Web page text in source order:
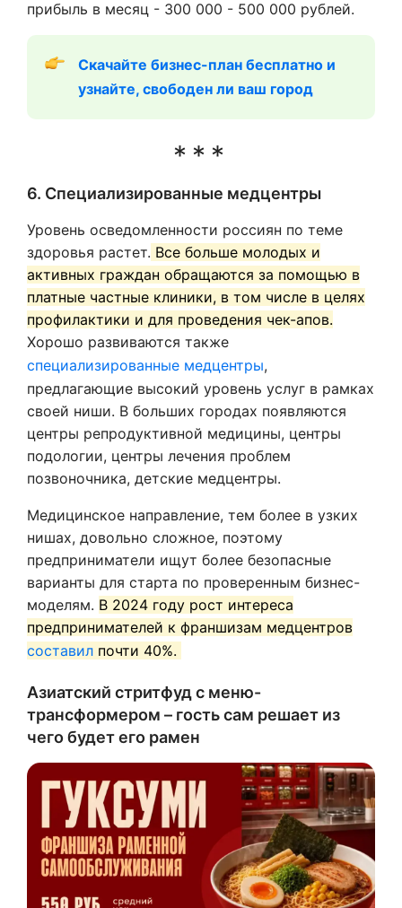
прибыль в месяц - 300 000 - 500 000 рублей.
Скачайте бизнес-план бесплатно и
узнайте, свободен ли ваш город
6. Специализированные медцентры
Уровень осведомленности россиян по теме
здоровья растет. Все больше молодых и
активных граждан обращаются за помощью в
платные частные клиники, в том числе в целях
профилактики и для проведения чек-апов.
Хорошо развиваются также
специализированные медцентры,
предлагающие высокий уровень услуг в рамках
своей ниши. В больших городах появляются
центры репродуктивной медицины, центры
подологии, центры лечения проблем
позвоночника, детские медцентры.
Медицинское направление, тем более в узких
нишах, довольно сложное, поэтому
предприниматели ищут более безопасные
варианты для старта по проверенным бизнес-
моделям. В 2024 году рост интереса
предпринимателей к франшизам медцентров
составил почти 40%.
Азиатский стритфуд с меню-
трансформером – гость сам решает из
чего будет его рамен